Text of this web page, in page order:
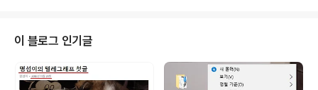
지침(예규 제 155호)'은 온라인 상에 노출되는 광고성 컨
텐츠에 정확한 경제적 이해 관계를 밝혀 소비자에게 피해
를 가지 않도록 함을 목적으로 한다. 이런 좋은 취지의 지침
이 여러 온라인 대상 중에서 유독 블로거에게 칼날을 드리
이 블로그 인기글